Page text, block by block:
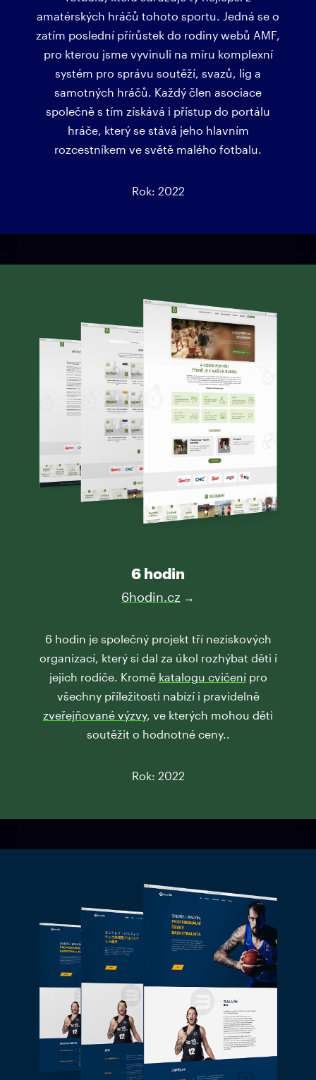
amatérských hráčů tohoto sportu. Jedná se o
zatím poslední přírůstek do rodiny webů AMF,
pro kterou jsme vyvinuli na míru komplexní
systém pro správu soutěží, svazů, lig a
samotných hráčů. Každý člen asociace
společně s tím získává i přístup do portálu
hráče, který se stává jeho hlavním
rozcestníkem ve světě malého fotbalu.
Rok: 2022
6 hodin
6hodin.cz →
6 hodin je společný projekt tří neziskových
organizací, který si dal za úkol rozhýbat děti i
jejich rodiče. Kromě katalogu cvičenípro
všechny příležitosti nabízí i pravidelně
zveřejňované výzvy, ve kterých mohou děti
soutěžit o hodnotné ceny..
Rok: 2022